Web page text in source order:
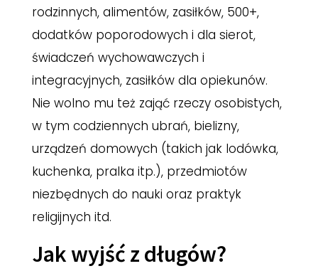
rodzinnych, alimentów, zasiłków, 500+,
dodatków poporodowych i dla sierot,
świadczeń wychowawczych i
integracyjnych, zasiłków dla opiekunów.
Nie wolno mu też zająć rzeczy osobistych,
w tym codziennych ubrań, bielizny,
urządzeń domowych (takich jak lodówka,
kuchenka, pralka itp.), przedmiotów
niezbędnych do nauki oraz praktyk
religijnych itd.
Jak wyjść z długów?